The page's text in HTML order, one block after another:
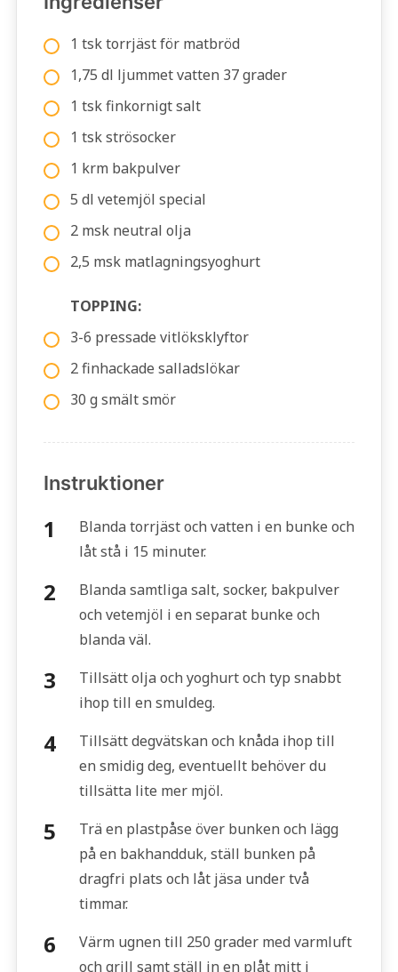
1 tsk torrjäst för matbröd
1,75 dl ljummet vatten 37 grader
1 tsk finkornigt salt
1 tsk strösocker
1 krm bakpulver
5 dl vetemjöl special
2 msk neutral olja
2,5 msk matlagningsyoghurt
TOPPING:
3-6 pressade vitlöksklyftor
2 finhackade salladslökar
30 g smält smör
Instruktioner
Blanda torrjäst och vatten i en bunke och
låt stå i 15 minuter.
Blanda samtliga salt, socker, bakpulver
och vetemjöl i en separat bunke och
blanda väl.
Tillsätt olja och yoghurt och typ snabbt
ihop till en smuldeg.
Tillsätt degvätskan och knåda ihop till
en smidig deg, eventuellt behöver du
tillsätta lite mer mjöl.
Trä en plastpåse över bunken och lägg
på en bakhandduk, ställ bunken på
dragfri plats och låt jäsa under två
timmar.
Värm ugnen till 250 grader med varmluft
och grill samt ställ in en plåt mitt i